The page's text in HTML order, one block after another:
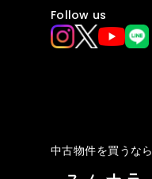
Follow us
中古物件を買うなら